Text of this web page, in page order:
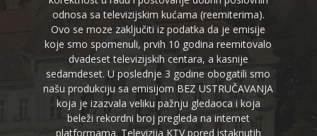
odnosa sa televizijskim kućama (reemiterima).
Ovo se moze zaključiti iz podatka da je emisije
koje smo spomenuli, prvih 10 godina reemitovalo
dvadeset televizijskih centara, a kasnije
sedamdeset. U poslednje 3 godine obogatili smo
našu produkciju sa emisijom BEZ USTRUČAVANJA
koja je izazvala veliku pažnju gledaoca i koja
beleži rekordni broj pregleda na internet
platformama. Televizija KTV pored istaknutih